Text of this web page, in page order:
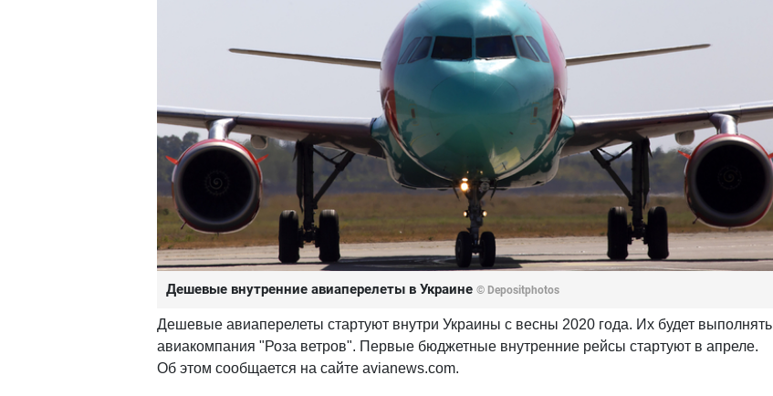
Дешевые внутренние авиаперелеты в Украине © Depositphotos
Дешевые авиаперелеты стартуют внутри Украины с весны 2020 года. Их будет выполнять
авиакомпания "Роза ветров". Первые бюджетные внутренние рейсы стартуют в апреле.
Об этом сообщается на сайте avianews.com.